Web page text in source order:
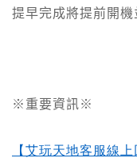
提早完成將提前開機
※重要資訊※
【艾玩天地客服線上